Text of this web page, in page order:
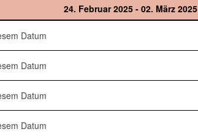
24. Februar 2025 - 02. März 2025
Datum
Datum
Datum
Datum